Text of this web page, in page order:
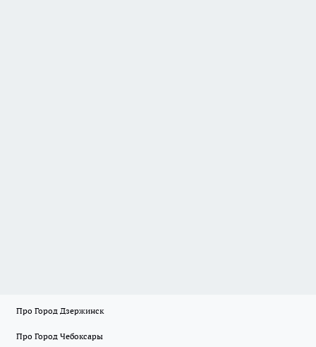
Про Город Дзержинск
Про Город Чебоксары